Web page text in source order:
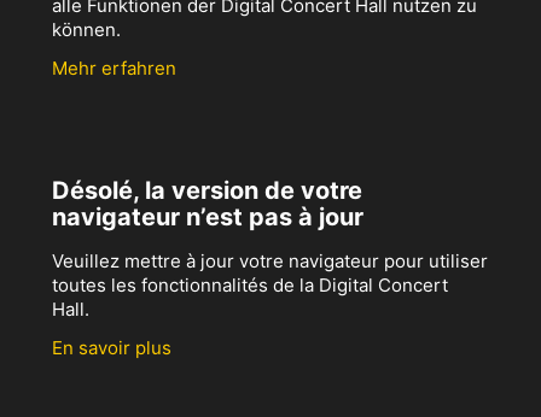
alle Funktionen der Digital Concert Hall nutzen zu
können.
Mehr erfahren
Désolé, la version de votre
navigateur n’est pas à jour
Veuillez mettre à jour votre navigateur pour utiliser
toutes les fonctionnalités de la Digital Concert
Hall.
En savoir plus